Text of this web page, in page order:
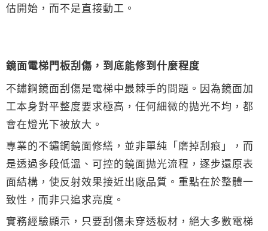
估開始，而不是直接動工。
鏡面電梯門板刮傷，到底能修到什麼程度
不鏽鋼鏡面刮傷是電梯中最棘手的問題。因為鏡面加
工本身對平整度要求極高，任何細微的拋光不均，都
會在燈光下被放大。
專業的不鏽鋼鏡面修繕，並非單純「磨掉刮痕」，而
是透過多段低溫、可控的鏡面拋光流程，逐步還原表
面結構，使反射效果接近出廠品質。重點在於整體一
致性，而非只追求亮度。
實務經驗顯示，只要刮傷未穿透板材，絕大多數電梯